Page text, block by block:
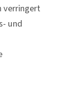
verringert
und